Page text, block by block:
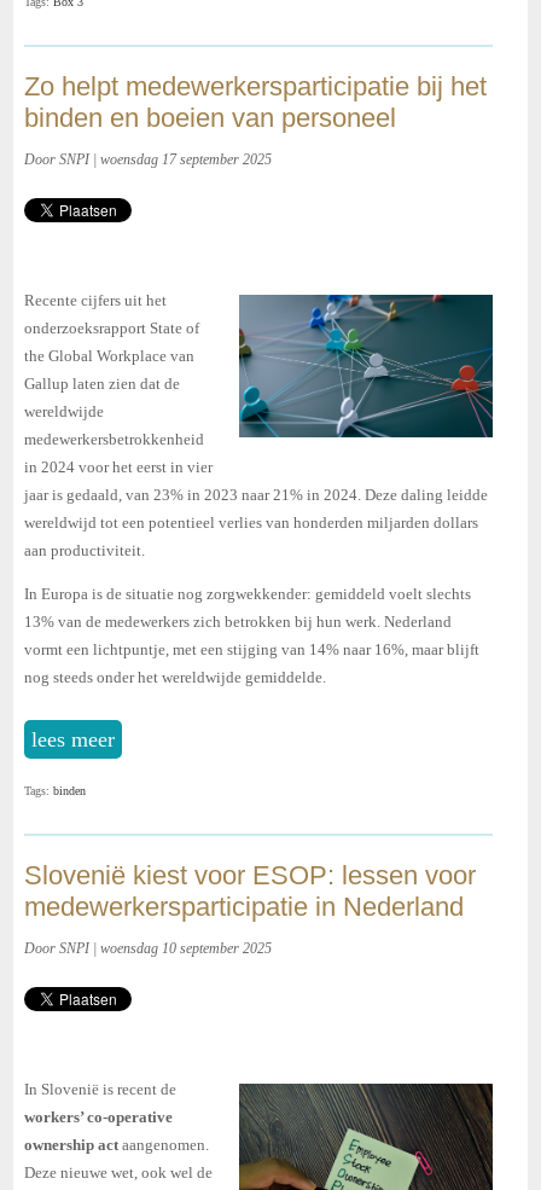
Zo helpt medewerkersparticipatie bij het
binden en boeien van personeel
Door SNPI | woensdag 17 september 2025
Recente cijfers uit het
onderzoeksrapport State of
the Global Workplace van
Gallup laten zien dat de
wereldwijde
medewerkersbetrokkenheid
in 2024 voor het eerst in vier
jaar is gedaald, van 23% in 2023 naar 21% in 2024. Deze daling leidde
wereldwijd tot een potentieel verlies van honderden miljarden dollars
aan productiviteit.
In Europa is de situatie nog zorgwekkender: gemiddeld voelt slechts
13% van de medewerkers zich betrokken bij hun werk. Nederland
vormt een lichtpuntje, met een stijging van 14% naar 16%, maar blijft
nog steeds onder het wereldwijde gemiddelde.
lees meer
Tags:binden
Slovenië kiest voor ESOP: lessen voor
medewerkersparticipatie in Nederland
Door SNPI | woensdag 10 september 2025
In Slovenië is recent de
workers’ co-operative
ownership actaangenomen.
Deze nieuwe wet, ook wel de